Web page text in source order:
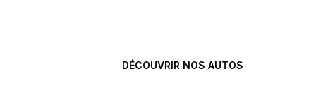
DÉCOUVRIR NOS AUTOS